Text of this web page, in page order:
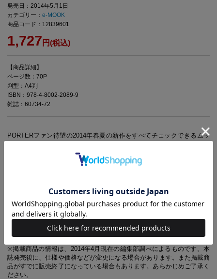
発売日：2014年5月1日
カテゴリー： e-MOOK
商品コード：12839601
1,727 円(税込)
【商品詳細】
ページ数：70P
判型：A4判
ISBN：978-4-8002-2089-9
雑誌：60734-72
PORTERファン待望の2014年春夏の新作をすべてチェックできるムッ
え、これを記念した新色、シルバーグレーコレクションも全アイテム見
せます。ブランドアイテム特別付録は、クラッチバッグとしても持てる
男女を問わず使えるデザインに仕上げました。また、人気俳優たちが紹
介する「I♥PORTER」や、シーンに合わせたPORTERバッグの選び
方、職業別のビジネススタイルの作り方、女性タレント・モデルたちお
すすめのモテスタイル、そしてバッグのメンテナンス方法など、楽しい
ファッション企画も盛りだくさんです。
※本誌に掲載している商品の価格はすべて消費税抜きで表示してありま
※掲載商品の情報は、2014年4月現在の編集部調べによるものです。本
誌発売後に、仕様や価格などが変更になる場合があります。また掲載商
品がすでに販売終了になっている場合もあります。あらかじめご了承く
ださい。